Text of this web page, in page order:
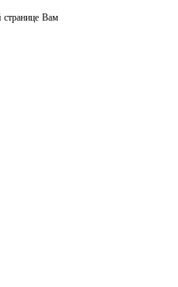
странице Вам